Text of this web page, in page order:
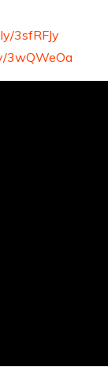
3sfRFJy
3wQWeOa